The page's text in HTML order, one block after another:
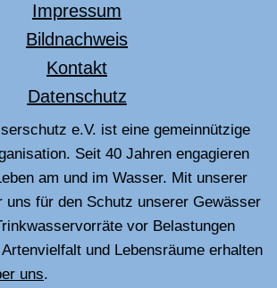
Impressum
Bildnachweis
Kontakt
Datenschutz
e.V. ist eine gemeinnützige
Seit 40 Jahren engagieren
am und im Wasser. Mit unserer
uns für den Schutz unserer Gewässer
vor Belastungen
und Lebensräume erhalten
uns.